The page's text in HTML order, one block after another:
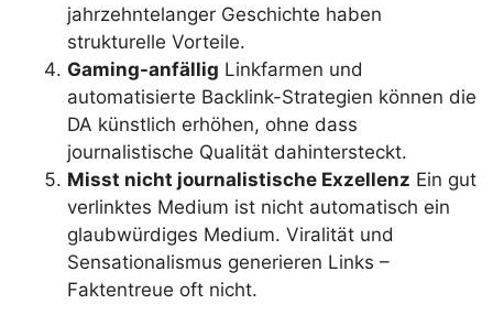
jahrzehntelanger Geschichte haben
strukturelle Vorteile.
Gaming-anfällig Linkfarmen und
automatisierte Backlink-Strategien können die
DA künstlich erhöhen, ohne dass
journalistische Qualität dahintersteckt.
Misst nicht journalistische Exzellenz Ein gut
verlinktes Medium ist nicht automatisch ein
glaubwürdiges Medium. Viralität und
Sensationalismus generieren Links –
Faktentreue oft nicht.